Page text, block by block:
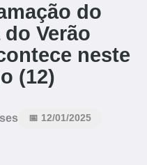
do
Verão
neste
(12)
📅 12/01/2025